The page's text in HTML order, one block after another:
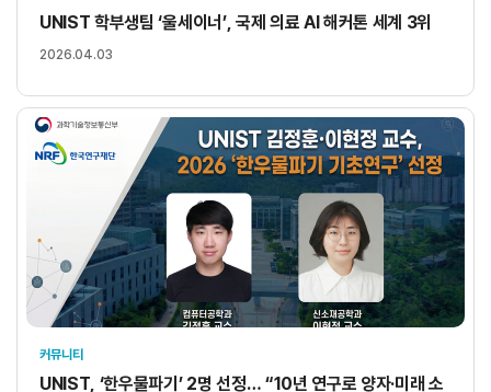
UNIST 학부생팀 ‘울세이너’, 국제 의료 AI 해커톤 세계 3위
2026.04.03
커뮤니티
UNIST, ‘한우물파기’ 2명 선정… “10년 연구로 양자·미래 소